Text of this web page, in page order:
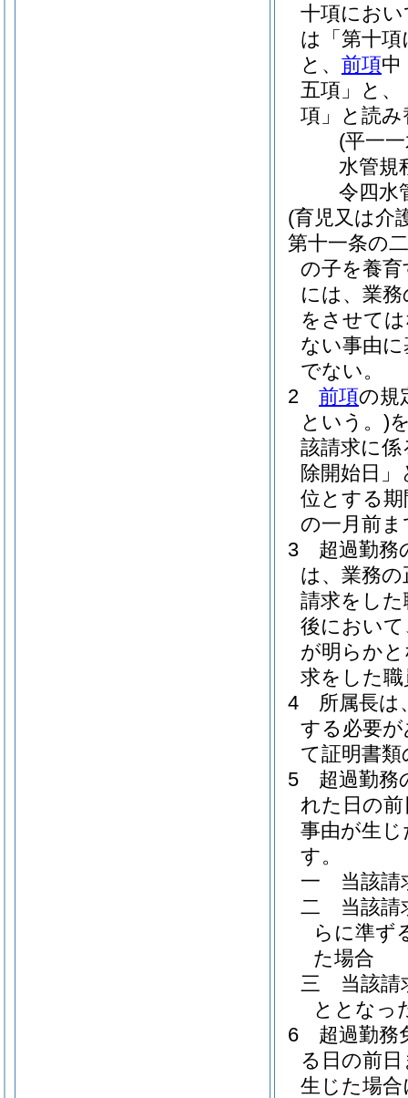
十項にお
は「第十
と、 前項中
五項」と
項」と読
(平一
水管規
令四水
(育児又は介
第十一条の
の子を養
には、業
をさせて
ない事由
でない。
2
前項の規
という。)
該請求に
除開始日
位とする
の一月前
3
超過勤務
は、業務
請求をし
後におい
が明らか
求をした
4
所属長は
する必要
て証明書
5
超過勤務
れた日の
事由が生
す。
一
当該
二
当該
らに準ず
た場合
三
当該
ととなっ
6
超過勤務
る日の前
生じた場